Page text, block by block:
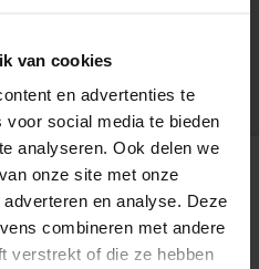
van cookies
en advertenties te
social media te bieden
analyseren. Ook delen we
onze site met onze
en analyse. Deze
combineren met andere
verstrekt of die ze hebben
details
14038
producten